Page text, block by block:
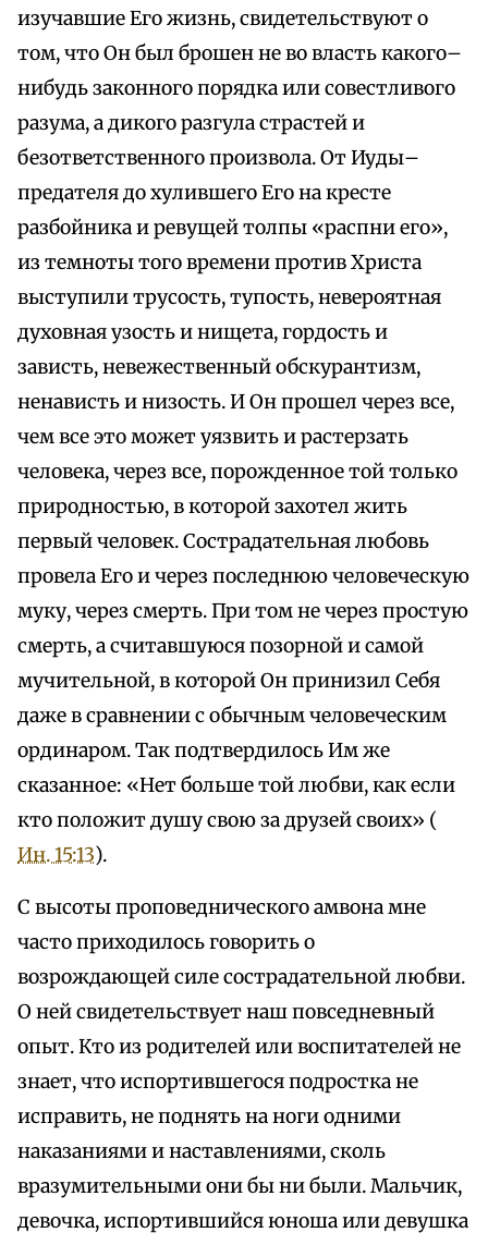
изучавшие Его жизнь, свидетельствуют о
том, что Он был брошен не во власть какого–
нибудь законного порядка или совестливого
разума, а дикого разгула страстей и
безответственного произвола. От Иуды–
предателя до хулившего Его на кресте
разбойника и ревущей толпы «распни его»,
из темноты того времени против Христа
выступили трусость, тупость, невероятная
духовная узость и нищета, гордость и
зависть, невежественный обскурантизм,
ненависть и низость. И Он прошел через все,
чем все это может уязвить и растерзать
человека, через все, порожденное той только
природностью, в которой захотел жить
первый человек. Сострадательная любовь
провела Его и через последнюю человеческую
муку, через смерть. При том не через простую
смерть, а считавшуюся позорной и самой
мучительной, в которой Он принизил Себя
даже в сравнении с обычным человеческим
ординаром. Так подтвердилось Им же
сказанное: «Нет больше той любви, как если
кто положит душу свою за друзей своих» (
Ин. 15:13).
С высоты проповеднического амвона мне
часто приходилось говорить о
возрождающей силе сострадательной любви.
О ней свидетельствует наш повседневный
опыт. Кто из родителей или воспитателей не
знает, что испортившегося подростка не
исправить, не поднять на ноги одними
наказаниями и наставлениями, сколь
вразумительными они бы ни были. Мальчик,
девочка, испортившийся юноша или девушка